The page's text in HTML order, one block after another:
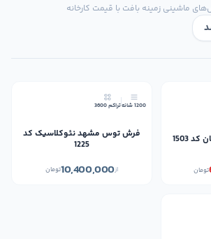
ماشینی زمینه بافت با قیمت کارخانه
1503
تومان
1200 شانه تراکم 3600
فرش توس مشهد نئوکلاسیک کد
1225
از10,400,000تومان